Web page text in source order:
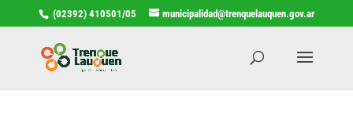
(02392) 410501/05 municipalidad@trenquelauquen.gov.ar